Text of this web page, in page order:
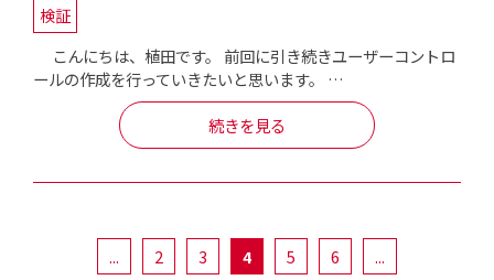
検証
こんにちは、植田です。 前回に引き続きユーザーコントロ
ールの作成を行っていきたいと思います。 …
続きを見る
... 2 3 4 5 6 ...